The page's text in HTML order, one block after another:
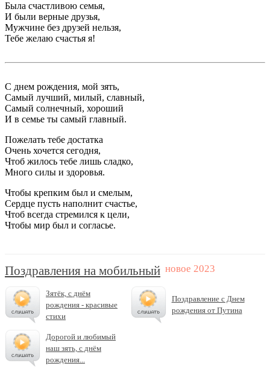
Была счастливою семья,
И были верные друзья,
Мужчине без друзей нельзя,
Тебе желаю счастья я!
С днем рождения, мой зять,
Самый лучший, милый, славный,
Самый солнечный, хороший
И в семье ты самый главный.
Пожелать тебе достатка
Очень хочется сегодня,
Чтоб жилось тебе лишь сладко,
Много силы и здоровья.
Чтобы крепким был и смелым,
Сердце пусть наполнит счастье,
Чтоб всегда стремился к цели,
Чтобы мир был и согласье.
Поздравления на мобильный
Зятёк, с днём
рождения - красивые
стихи
Поздравление с Днем
рождения от Путина
Дорогой и любимый
наш зять, с днём
рождения...